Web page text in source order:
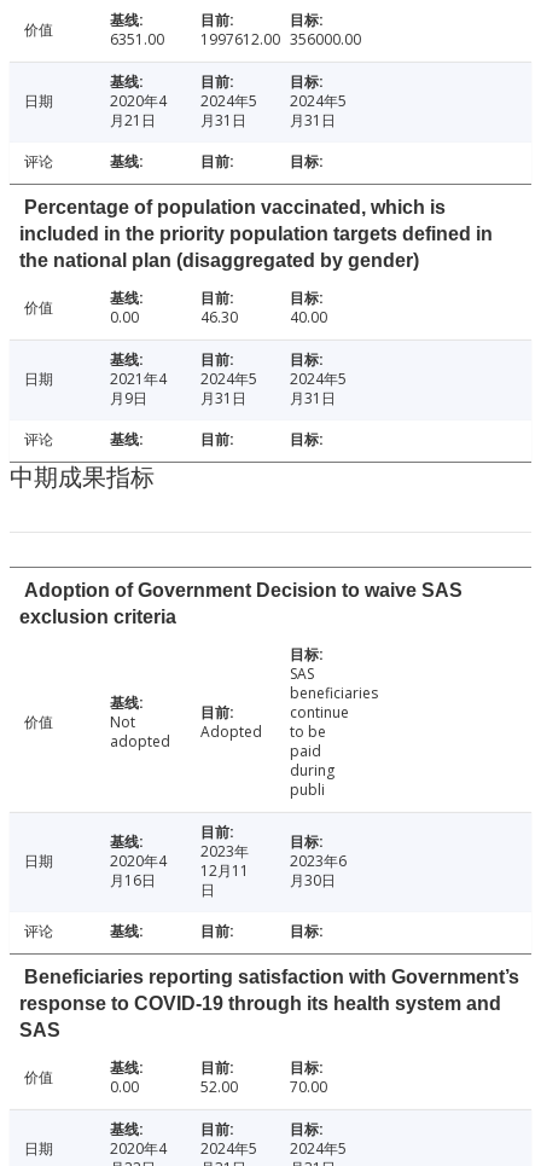
价值 6351.00 1997612.00 356000.00
日期
2020年4
月21日
2024年5
月31日
2024年5
月31日
评论
Percentage of population vaccinated, which is
included in the priority population targets defined in
the national plan (disaggregated by gender)
价值 0.00 46.30 40.00
日期
2021年4
月9日
2024年5
月31日
2024年5
月31日
评论
中期成果指标
Adoption of Government Decision to waive SAS
exclusion criteria
价值
Not
adopted
Adopted
SAS
beneficiaries
continue
to be
paid
during
publi
日期
2020年4
月16日
2023年
12月11
日
2023年6
月30日
评论
Beneficiaries reporting satisfaction with Government’s
response to COVID-19 through its health system and
SAS
价值 0.00 52.00 70.00
日期
2020年4
2024年5
2024年5